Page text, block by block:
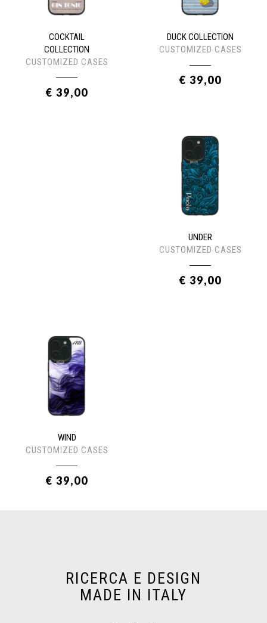
COCKTAIL
COLLECTION
CUSTOMIZED CASES
€ 39,00
DUCK COLLECTION
CUSTOMIZED CASES
€ 39,00
UNDER
CUSTOMIZED CASES
€ 39,00
WIND
CUSTOMIZED CASES
€ 39,00
RICERCA E DESIGN
MADE IN ITALY